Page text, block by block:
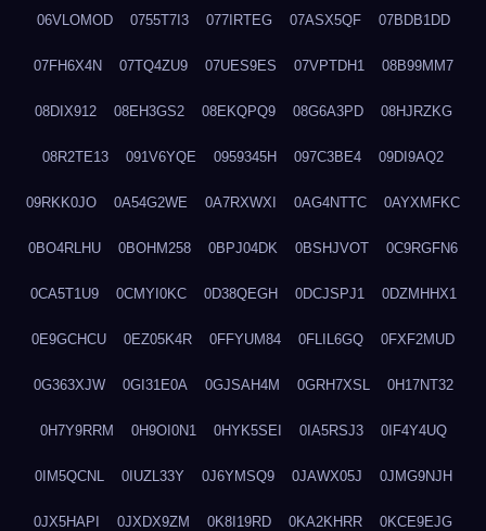
06VLOMOD 0755T7I3 077IRTEG 07ASX5QF 07BDB1DD
07FH6X4N 07TQ4ZU9 07UES9ES 07VPTDH1 08B99MM7
08DIX912 08EH3GS2 08EKQPQ9 08G6A3PD 08HJRZKG
08R2TE13 091V6YQE 0959345H 097C3BE4 09DI9AQ2
09RKK0JO 0A54G2WE 0A7RXWXI 0AG4NTTC 0AYXMFKC
0BO4RLHU 0BOHM258 0BPJ04DK 0BSHJVOT 0C9RGFN6
0CA5T1U9 0CMYI0KC 0D38QEGH 0DCJSPJ1 0DZMHHX1
0E9GCHCU 0EZ05K4R 0FFYUM84 0FLIL6GQ 0FXF2MUD
0G363XJW 0GI31E0A 0GJSAH4M 0GRH7XSL 0H17NT32
0H7Y9RRM 0H9OI0N1 0HYK5SEI 0IA5RSJ3 0IF4Y4UQ
0IM5QCNL 0IUZL33Y 0J6YMSQ9 0JAWX05J 0JMG9NJH
0JX5HAPI 0JXDX9ZM 0K8I19RD 0KA2KHRR 0KCE9EJG